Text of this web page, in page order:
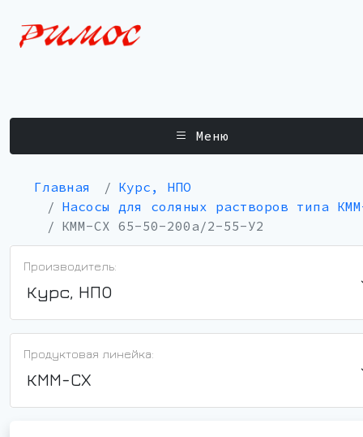
Меню
Главная
Курс, НПО
Насосы для соляных растворов типа
КММ-СХ 65-50-200а/2-55-У2
Производитель:
Курс, НПО
Продуктовая линейка:
КММ-СХ